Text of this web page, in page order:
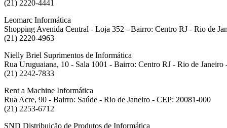
(21) 2220-4441
Leomarc Informática
Shopping Avenida Central - Loja 352 - Bairro: Centro RJ - Rio de
(21) 2220-4963
Nielly Briel Suprimentos de Informática
Rua Uruguaiana, 10 - Sala 1001 - Bairro: Centro RJ - Rio de Janeiro
(21) 2242-7833
Rent a Machine Informática
Rua Acre, 90 - Bairro: Saúde - Rio de Janeiro - CEP: 20081-000
(21) 2253-6712
SND Distribuição de Produtos de Informática